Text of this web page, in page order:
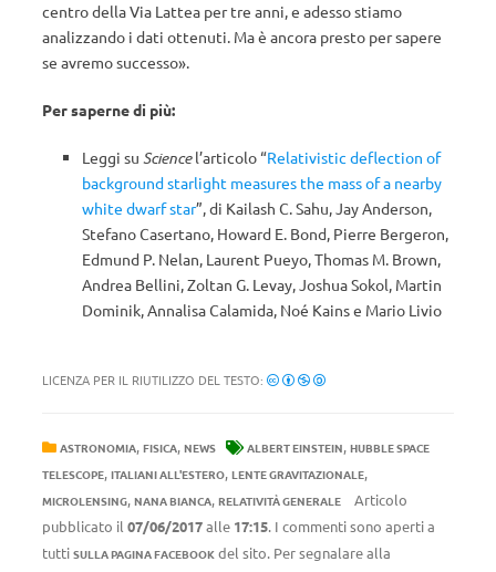
centro della Via Lattea per tre anni, e adesso stiamo
analizzando i dati ottenuti. Ma è ancora presto per sapere
se avremo successo».
Per saperne di più:
Leggi su Sciencel’articolo “Relativistic deflection of
background starlight measures the mass of a nearby
white dwarf star”, di Kailash C. Sahu, Jay Anderson,
Stefano Casertano, Howard E. Bond, Pierre Bergeron,
Edmund P. Nelan, Laurent Pueyo, Thomas M. Brown,
Andrea Bellini, Zoltan G. Levay, Joshua Sokol, Martin
Dominik, Annalisa Calamida, Noé Kains e Mario Livio
LICENZA PER IL RIUTILIZZO DEL TESTO:
ASTRONOMIA, FISICA, NEWS ALBERT EINSTEIN, HUBBLE SPACE
TELESCOPE, ITALIANI ALL'ESTERO, LENTE GRAVITAZIONALE,
MICROLENSING, NANA BIANCA, RELATIVITÀ GENERALE
Articolo
pubblicato il 07/06/2017alle 17:15. I commenti sono aperti a
tutti SULLA PAGINA FACEBOOK del sito. Per segnalare alla